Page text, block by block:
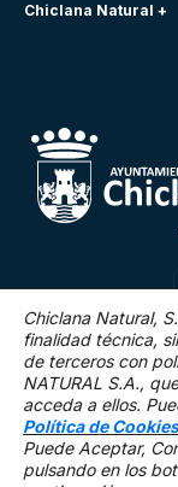
Chiclana Natural +
Chiclana Natural,
finalidad técnica,
de terceros con
NATURAL S.A.,
acceda a ellos.
Política de Cookies
Puede Aceptar,
pulsando en los